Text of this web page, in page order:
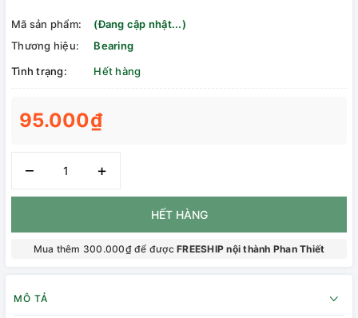
Mã sản phẩm:
(Đang cập nhật...)
Thương hiệu:
Bearing
Tình trạng:
Hết hàng
95.000₫
– +
HẾT HÀNG
Mua thêm 300.000₫ để đượcFREESHIP nội thành Phan Thiết
MÔ TẢ